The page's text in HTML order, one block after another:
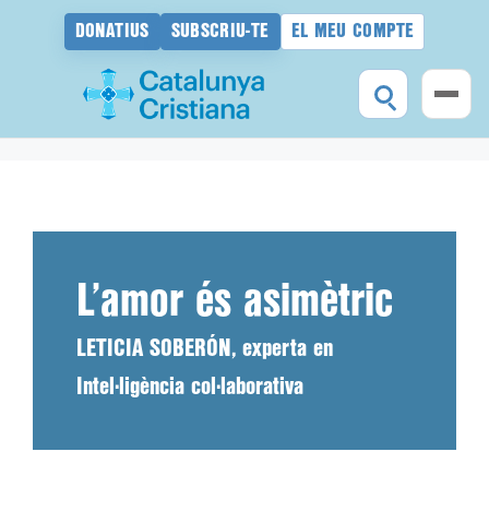
DONATIUS SUBSCRIU-TE EL MEU COMPTE
L’amor és asimètric
LETICIA SOBERÓN, experta en
Intel·ligència col·laborativa